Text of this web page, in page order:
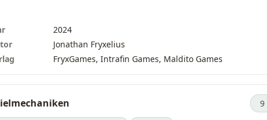
noch mehr Karten (160) enthält als das Basisspiel. Sie
als zwei Erweiterungen auf deiner Spielbox, also stelle
dass du vor dem Spielen zwei weitere Felder auf deiner
des Verlags
2024
Jonathan Fryxelius
FryxGames, Intrafin Games, Maldito Games
9